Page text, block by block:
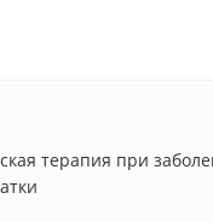
терапия при